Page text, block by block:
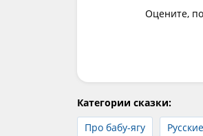
Оцените,
Категории сказки:
Про бабу-ягу